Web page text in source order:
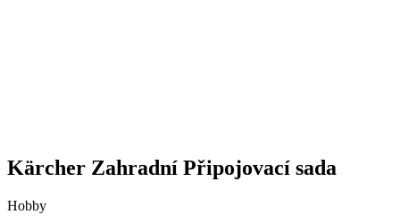
Kärcher Zahradní Připojovací sada
Hobby